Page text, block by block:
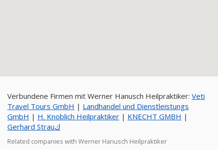
Verbundene Firmen mit Werner Hanusch Heilpraktiker: Veti
Travel Tours GmbH | Landhandel und Dienstleistungs
GmbH | H. Knoblich Heilpraktiker | KNECHT GMBH |
Gerhard Strauك
Related companies with Werner Hanusch Heilpraktiker